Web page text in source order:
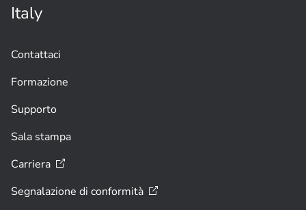
Italy
Contattaci
Formazione
Supporto
Sala stampa
Carriera
Segnalazione di conformità